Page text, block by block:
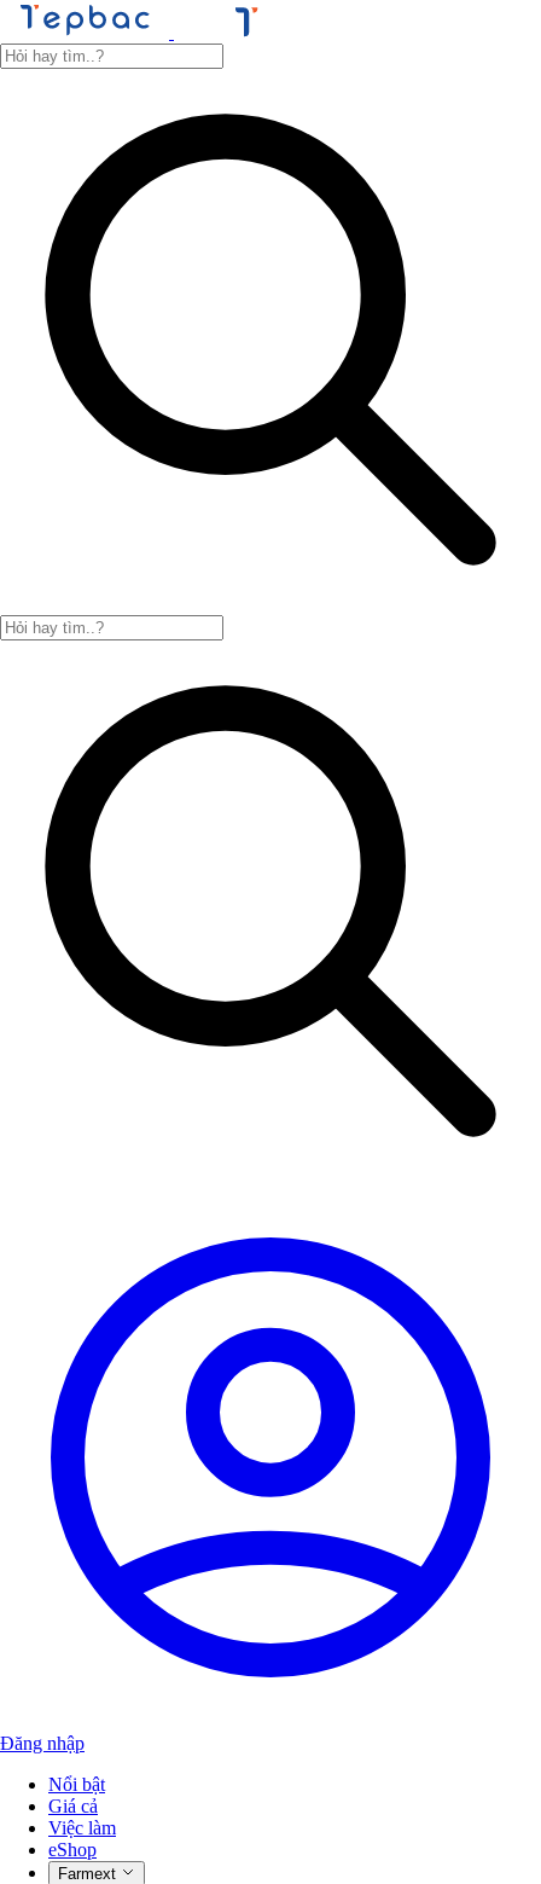
Đăng nhập
Nổi bật
Giá cả
Việc làm
eShop
Farmext